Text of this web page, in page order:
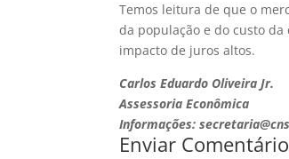
Temos leitura de que o
da população e do custo
impacto de juros altos.
Carlos Eduardo Oliveira Jr.
Assessoria Econômica
Informações:
Enviar Comentário